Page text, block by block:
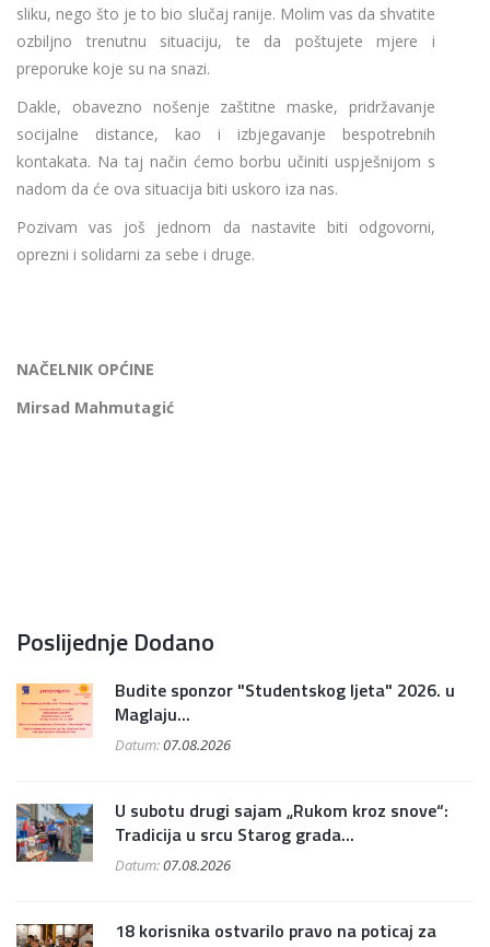
sliku, nego što je to bio slučaj ranije. Molim vas da shvatite
ozbiljno trenutnu situaciju, te da poštujete mjere i
preporuke koje su na snazi.
Dakle, obavezno nošenje zaštitne maske, pridržavanje
socijalne distance, kao i izbjegavanje bespotrebnih
kontakata. Na taj način ćemo borbu učiniti uspješnijom s
nadom da će ova situacija biti uskoro iza nas.
Pozivam vas još jednom da nastavite biti odgovorni,
oprezni i solidarni za sebe i druge.
NAČELNIK OPĆINE
Mirsad Mahmutagić
Poslijednje Dodano
Budite sponzor "Studentskog ljeta" 2026. u
Maglaju...
Datum:07.08.2026
U subotu drugi sajam „Rukom kroz snove“:
Tradicija u srcu Starog grada...
Datum:07.08.2026
18 korisnika ostvarilo pravo na poticaj za